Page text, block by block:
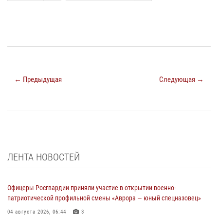
← Предыдущая Следующая →
ЛЕНТА НОВОСТЕЙ
Офицеры Росгвардии приняли участие в открытии военно-
патриотической профильной смены «Аврора — юный спецназовец»
04 августа 2026, 06:44 3